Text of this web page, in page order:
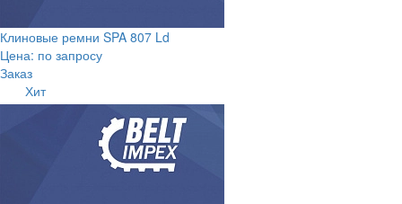
Клиновые ремни SPA 807 Ld
Цена: по запросу
Заказ
Хит